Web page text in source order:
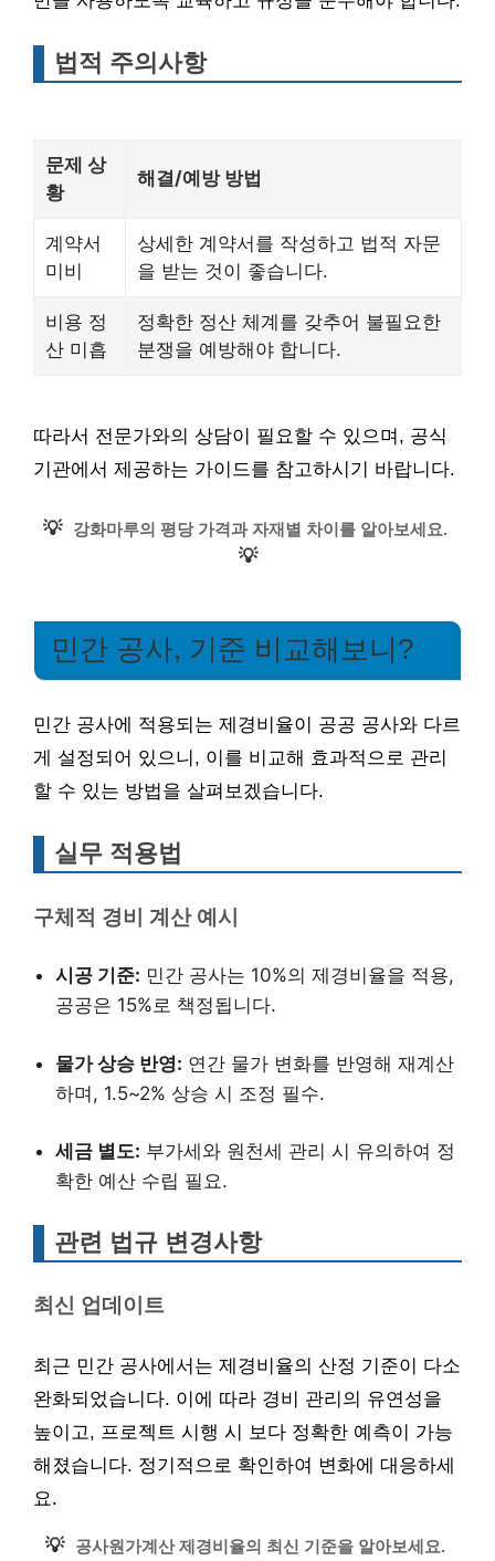
법적 주의사항
문제 상
황
해결/예방 방법
계약서
미비
상세한 계약서를 작성하고 법적 자문
을 받는 것이 좋습니다.
비용 정
산 미흡
정확한 정산 체계를 갖추어 불필요한
분쟁을 예방해야 합니다.
따라서 전문가와의 상담이 필요할 수 있으며, 공식
기관에서 제공하는 가이드를 참고하시기 바랍니다.
💡 강화마루의 평당 가격과 자재별 차이를 알아보세요.
💡
민간 공사, 기준 비교해보니?
민간 공사에 적용되는 제경비율이 공공 공사와 다르
게 설정되어 있으니, 이를 비교해 효과적으로 관리
할 수 있는 방법을 살펴보겠습니다.
실무 적용법
구체적 경비 계산 예시
시공 기준: 민간 공사는 10%의 제경비율을 적용,
공공은 15%로 책정됩니다.
물가 상승 반영: 연간 물가 변화를 반영해 재계산
하며, 1.5~2% 상승 시 조정 필수.
세금 별도: 부가세와 원천세 관리 시 유의하여 정
확한 예산 수립 필요.
관련 법규 변경사항
최신 업데이트
최근 민간 공사에서는 제경비율의 산정 기준이 다소
완화되었습니다. 이에 따라 경비 관리의 유연성을
높이고, 프로젝트 시행 시 보다 정확한 예측이 가능
해졌습니다. 정기적으로 확인하여 변화에 대응하세
요.
💡 공사원가계산 제경비율의 최신 기준을 알아보세요.